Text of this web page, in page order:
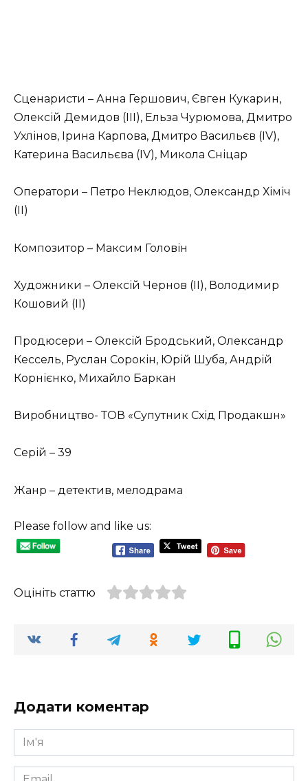
Сценаристи – Анна Гершович, Євген Кукарин,
Олексій Демидов (III), Ельза Чурюмова, Дмитро
Ухлінов, Ірина Карпова, Дмитро Васильєв (IV),
Катерина Васильєва (IV), Микола Сніцар
Оператори – Петро Неклюдов, Олександр Хіміч
(II)
Композитор – Максим Головін
Художники – Олексій Чернов (II), Володимир
Кошовий (II)
Продюсери – Олексій Бродський, Олександр
Кессель, Руслан Сорокін, Юрій Шуба, Андрій
Корнієнко, Михайло Баркан
Виробництво- ТОВ «Супутник Схід Продакшн»
Cерій – 39
Жанр – детектив, мелодрама
Please follow and like us:
Оцініть статтю
Додати коментар
Ім'я
*
Email